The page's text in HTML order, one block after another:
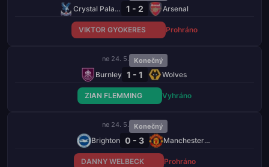
Crystal Palace 1 - 2 Arsenal
VIKTOR GYOKERES Prohráno
ne 24. 5. Konečný
Burnley 1 - 1 Wolves
ZIAN FLEMMING Vyhráno
ne 24. 5. Konečný
Brighton 0 - 3 Manchester United
DANNY WELBECK Prohráno